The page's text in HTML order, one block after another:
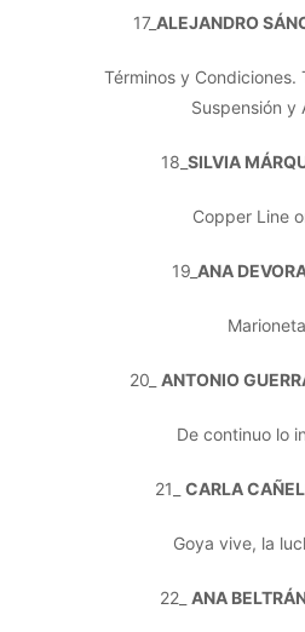
17_ ALEJANDRO
Términos y Condiciones.
Suspensión y
18_ SILVIA
Copper Line
19_ ANA
20_ ANTONIO
De continuo lo
21_ CARLA
Goya vive, la
22_ ANA